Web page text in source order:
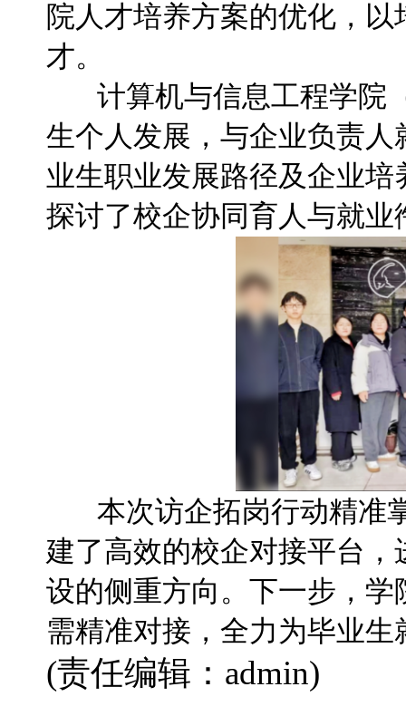
院人才培养方案的优化，
才。
计算机与信息工程学院
生个人发展，与企业负责
业生职业发展路径及企业
探讨了校企协同育人与就业
本次访企拓岗行动精准
建了高效的校企对接平台
设的侧重方向。下一步，
需精准对接，全力为毕业
(责任编辑：admin)